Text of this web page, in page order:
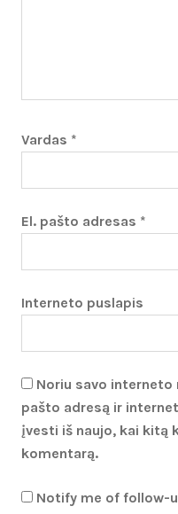
Vardas *
El. pašto adresas *
Interneto puslapis
Noriu savo interneto
pašto adresą ir
įvesti iš naujo, kai kitą
komentarą.
Notify me of follow-